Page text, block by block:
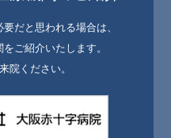
だと思われる場合は、
ご紹介いたします。
院ください。